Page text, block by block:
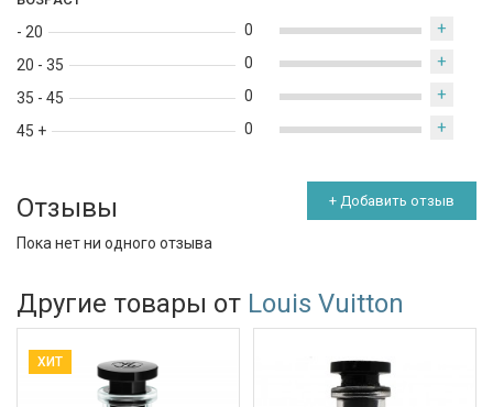
- 20
20 - 35
35 - 45
45 +
0 +
0 +
0 +
0 +
Отзывы + Добавить отзыв
Пока нет ни одного отзыва
Другие товары от Louis Vuitton
ХИТ